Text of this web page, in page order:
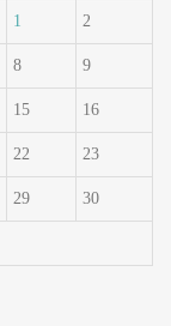
1 2
8 9
15 16
22 23
29 30